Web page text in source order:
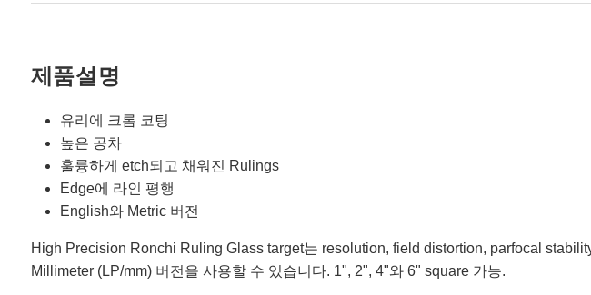
제품설명
유리에 크롬 코팅
높은 공차
훌륭하게 etch되고 채워진 Rulings
Edge에 라인 평행
English와 Metric 버전
High Precision Ronchi Ruling Glass target는 resolution, field distortion, parfocal
Millimeter (LP/mm) 버전을 사용할 수 있습니다. 1", 2", 4"와 6" square 가능.